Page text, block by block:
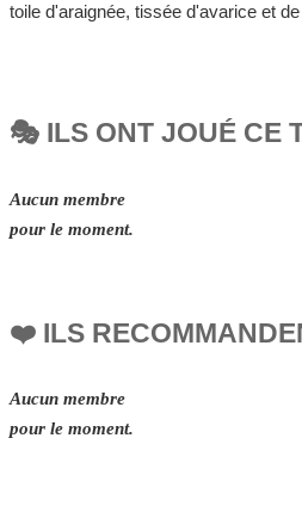
toile d'araignée, tissée d'avarice et de
🎭 ILS ONT JOUÉ CE
Aucun membre
pour le moment.
❤️ ILS
Aucun membre
pour le moment.